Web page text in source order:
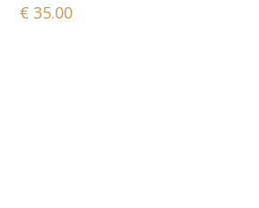
€ 35.00